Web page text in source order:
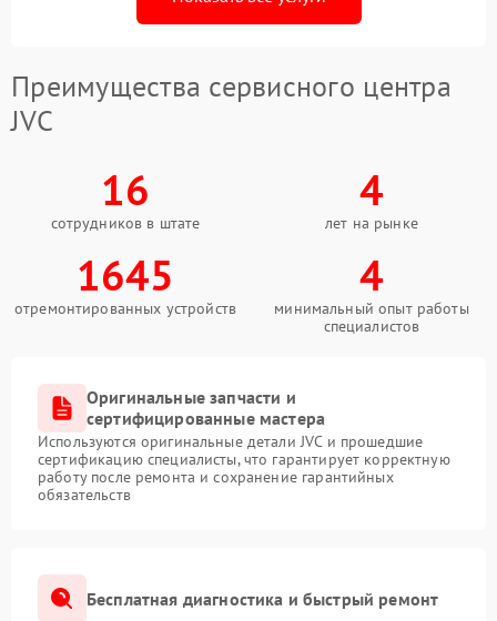
Преимущества сервисного центра
JVC
16
сотрудников в штате
4
лет на рынке
1645
отремонтированных устройств
4
минимальный опыт работы
специалистов
Оригинальные запчасти и
сертифицированные мастера
Используются оригинальные детали JVC и прошедшие
сертификацию специалисты, что гарантирует корректную
работу после ремонта и сохранение гарантийных
обязательств
Бесплатная диагностика и быстрый ремонт